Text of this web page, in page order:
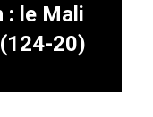
: le Mali
20)